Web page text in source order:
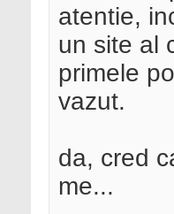
atentie,
un site al
primele
vazut.
da, cred
me...